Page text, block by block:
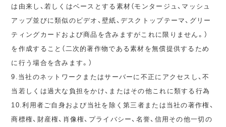
は由来し、若しくはベースとする素材（モンタージュ、マッシュ
アップ並びに類似のビデオ、壁紙、デスクトップテーマ、グリー
ティングカードおよび商品を含みますがこれに限りません。）
を作成すること（二次的著作物である素材を無償提供するため
に行う場合を含みます。）
9.当社のネットワークまたはサーバーに不正にアクセスし、不
当若しくは過大な負担をかけ、またはその他これに類する行為
10.利用者ご自身および当社を除く第三者または当社の著作権、
商標権、財産権、肖像権、プライバシー、名誉、信用その他一切の